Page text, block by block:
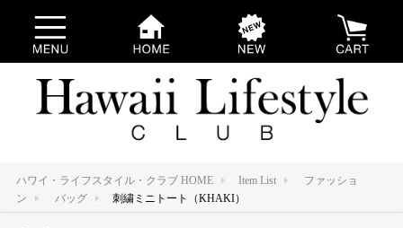
ハワイ・ライフスタイル・クラブ HOME Item List
ファッショ
ン
バッグ 刺繍ミニトート（KHAKI）